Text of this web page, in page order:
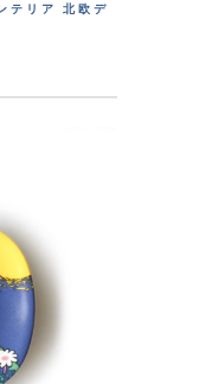
テリア 北欧デ